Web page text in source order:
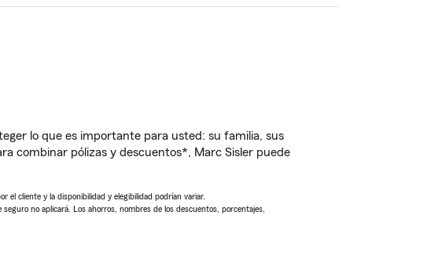
lo que es importante para usted: su familia, sus
combinar pólizas y descuentos*, Marc Sisler puede
el cliente y la disponibilidad y elegibilidad podrían variar.
no aplicará. Los ahorros, nombres de los descuentos, porcentajes,